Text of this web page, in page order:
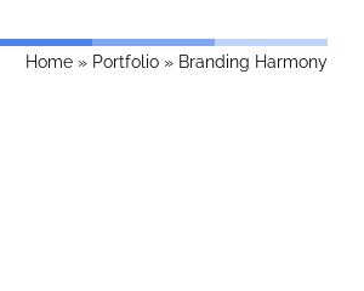
Home » Portfolio » Branding Harmony